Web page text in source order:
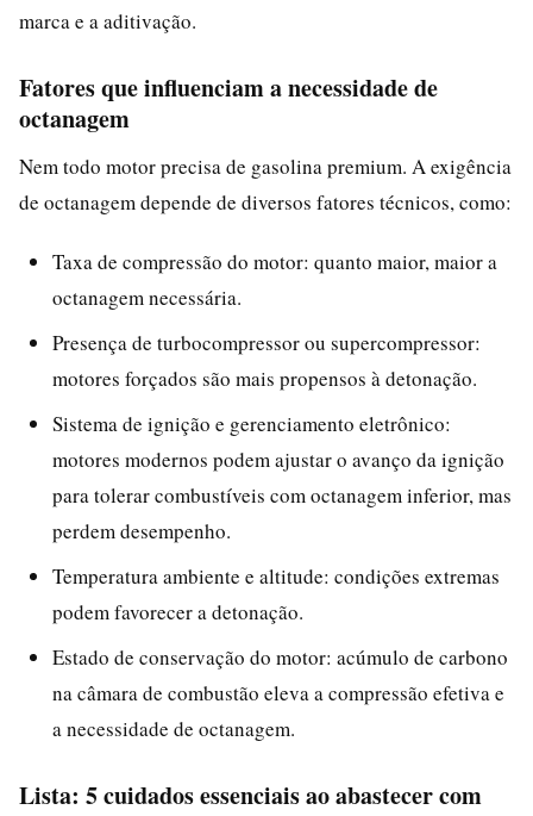
marca e a aditivação.
Fatores que influenciam a necessidade de
octanagem
Nem todo motor precisa de gasolina premium. A exigência
de octanagem depende de diversos fatores técnicos, como:
Taxa de compressão do motor: quanto maior, maior a
octanagem necessária.
Presença de turbocompressor ou supercompressor:
motores forçados são mais propensos à detonação.
Sistema de ignição e gerenciamento eletrônico:
motores modernos podem ajustar o avanço da ignição
para tolerar combustíveis com octanagem inferior, mas
perdem desempenho.
Temperatura ambiente e altitude: condições extremas
podem favorecer a detonação.
Estado de conservação do motor: acúmulo de carbono
na câmara de combustão eleva a compressão efetiva e
a necessidade de octanagem.
Lista: 5 cuidados essenciais ao abastecer com